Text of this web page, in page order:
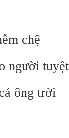
chệ
người
ông trời